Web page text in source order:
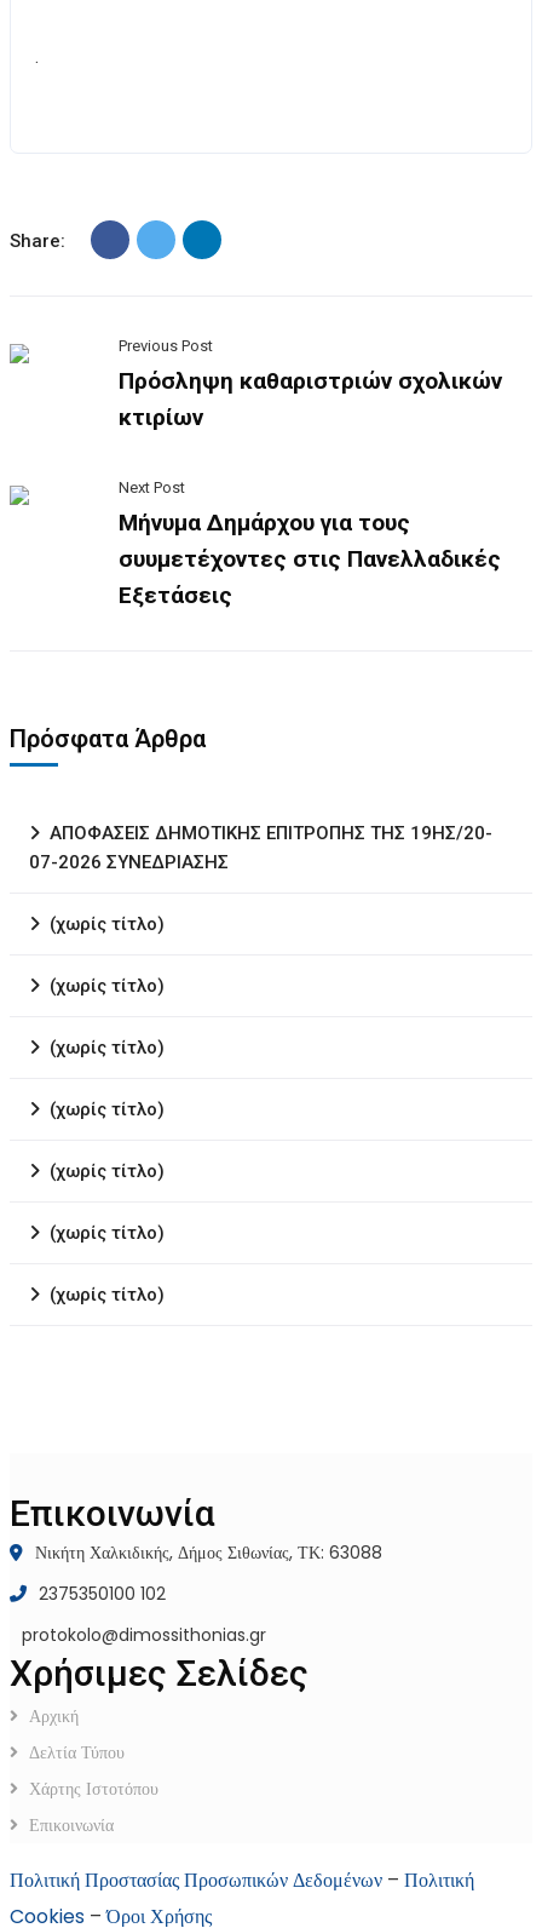
.
Share:
Previous Post
Πρόσληψη καθαριστριών σχολικών
κτιρίων
Next Post
Mήνυμα Δημάρχου για τους
συυμετέχοντες στις Πανελλαδικές
Εξετάσεις
Πρόσφατα Άρθρα
ΑΠΟΦΑΣΕΙΣ ΔΗΜΟΤΙΚΗΣ ΕΠΙΤΡΟΠΗΣ ΤΗΣ 19ΗΣ/20-
07-2026 ΣΥΝΕΔΡΙΑΣΗΣ
(χωρίς τίτλο)
(χωρίς τίτλο)
(χωρίς τίτλο)
(χωρίς τίτλο)
(χωρίς τίτλο)
(χωρίς τίτλο)
(χωρίς τίτλο)
Επικοινωνία
Νικήτη Χαλκιδικής, Δήμος Σιθωνίας, ΤΚ: 63088
2375350100 102
protokolo@dimossithonias.gr
Χρήσιμες Σελίδες
Αρχική
Δελτία Τύπου
Χάρτης Ιστοτόπου
Επικοινωνία
Πολιτική Προστασίας Προσωπικών Δεδομένων – Πολιτική
Cookies –Όροι Χρήσης